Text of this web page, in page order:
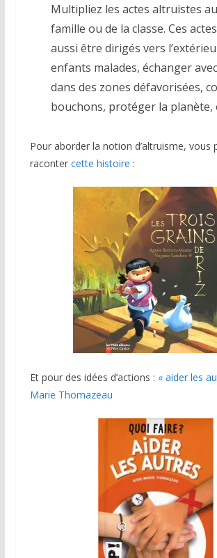
Multipliez les actes altruistes
famille ou de la classe. Ces
aussi être dirigés vers
enfants malades, échanger
dans des zones défavorisées,
bouchons, protéger la planète,
Pour aborder la notion d’altruisme, vous
raconter cette histoire :
Et pour des idées d’actions : « aider les
Marie Thomazeau